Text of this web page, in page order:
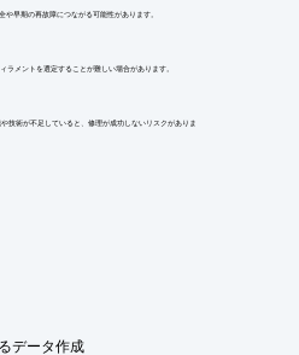
早期の再故障につながる可能性があります。
メントを選定することが難しい場合があります。
技術が不足していると、修理が成功しないリスクがありま
データ作成